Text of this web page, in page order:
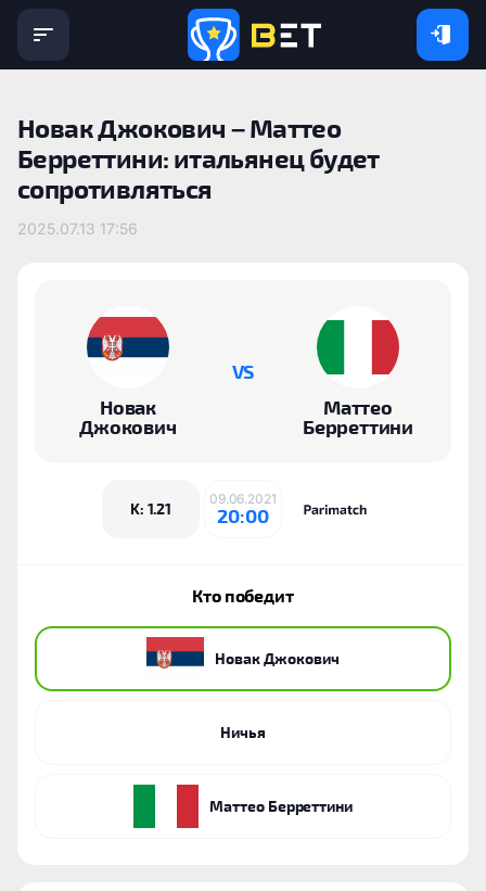
Новак Джокович – Маттео
Берреттини: итальянец будет
сопротивляться
2025.07.13 17:56
Новак
Джокович
VS
Маттео
Берреттини
K: 1.21
09.06.2021
20:00
Кто победит
Новак Джокович
Ничья
Маттео Берреттини